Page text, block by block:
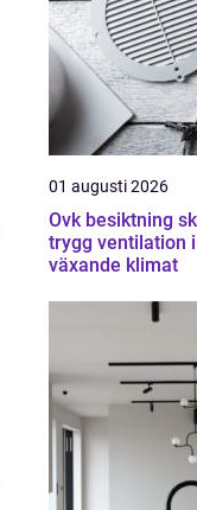
01 augusti 2026
Ovk besiktning
trygg ventilation
växande klimat